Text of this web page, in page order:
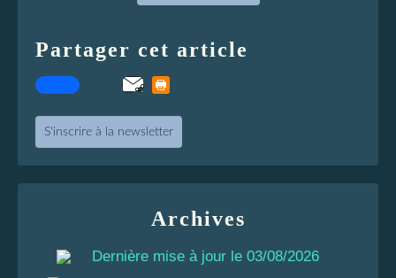
Partager cet article
S'inscrire à la newsletter
Archives
Dernière mise à jour le 03/08/2026